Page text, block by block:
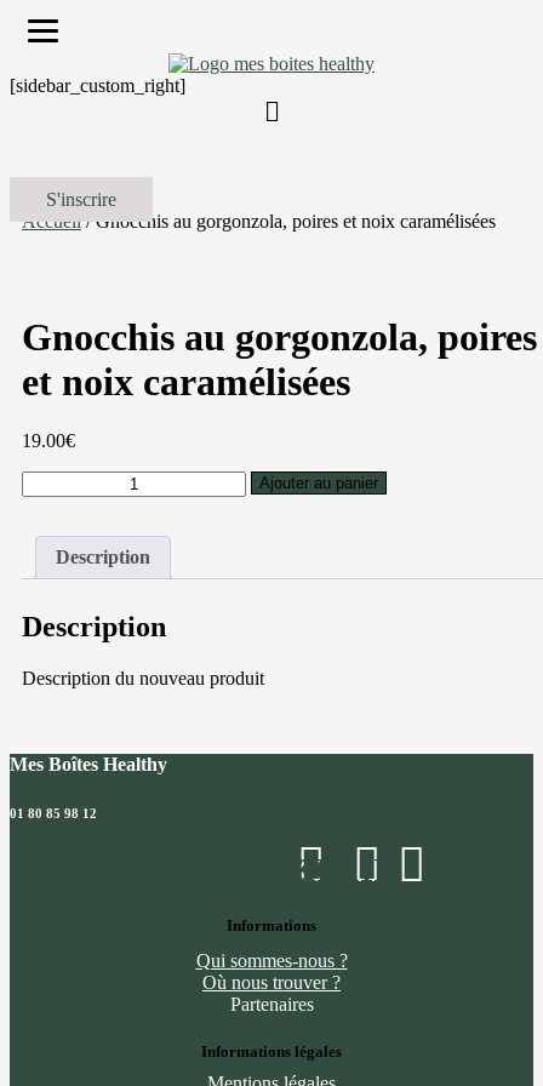
[sidebar_custom_right]
S'inscrire
Accueil/ Gnocchis au gorgonzola, poires et noix caramélisées
Gnocchis au gorgonzola, poires
et noix caramélisées
19.00€
de
gorgonzola,
et
noix
Ajouter au panier
Description
Description
Description du nouveau produit
Mes Boîtes Healthy
01 80 85 98 12
Instagram
Linkedin
Informations
Qui sommes-nous ?
Où nous trouver ?
Partenaires
Informations légales